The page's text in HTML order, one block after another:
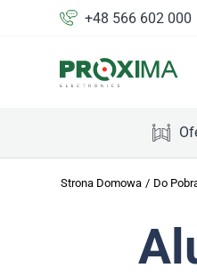
+48 566 602 000
Strona Domowa / Do